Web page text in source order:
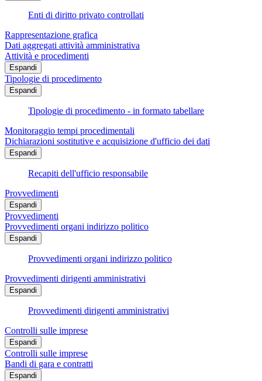
Enti di diritto privato controllati
Rappresentazione grafica
Dati aggregati attività amministrativa
Attività e procedimenti
Espandi
Tipologie di procedimento
Espandi
Tipologie di procedimento - in formato tabellare
Monitoraggio tempi procedimentali
Dichiarazioni sostitutive e acquisizione d'ufficio dei dati
Espandi
Recapiti dell'ufficio responsabile
Provvedimenti
Espandi
Provvedimenti
Provvedimenti organi indirizzo politico
Espandi
Provvedimenti organi indirizzo politico
Provvedimenti dirigenti amministrativi
Espandi
Provvedimenti dirigenti amministrativi
Controlli sulle imprese
Espandi
Controlli sulle imprese
Bandi di gara e contratti
Espandi